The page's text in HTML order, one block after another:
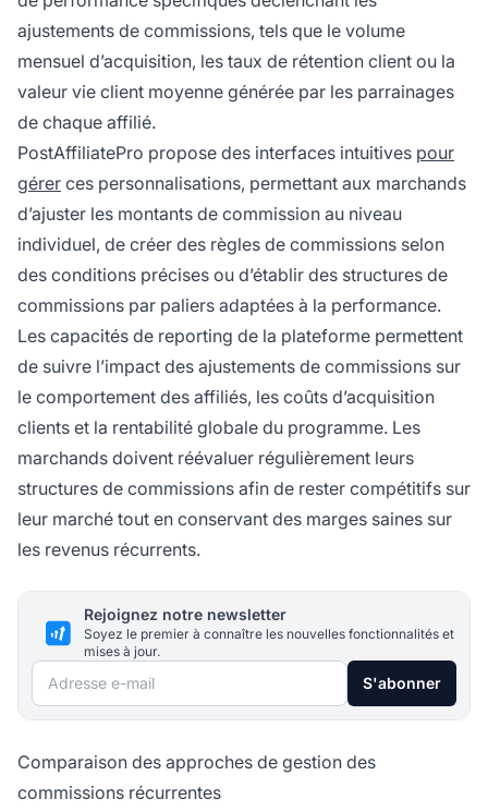
ajustements de commissions, tels que le volume
mensuel d’acquisition, les taux de rétention client ou la
valeur vie client moyenne générée par les parrainages
de chaque affilié.
PostAffiliatePro propose des interfaces intuitives pour
gérer ces personnalisations, permettant aux marchands
d’ajuster les montants de commission au niveau
individuel, de créer des règles de commissions selon
des conditions précises ou d’établir des structures de
commissions par paliers adaptées à la performance.
Les capacités de reporting de la plateforme permettent
de suivre l’impact des ajustements de commissions sur
le comportement des affiliés, les coûts d’acquisition
clients et la rentabilité globale du programme. Les
marchands doivent réévaluer régulièrement leurs
structures de commissions afin de rester compétitifs sur
leur marché tout en conservant des marges saines sur
les revenus récurrents.
Rejoignez notre newsletter
Soyez le premier à connaître les nouvelles fonctionnalités et
mises à jour.
Adresse e-mail S'abonner
Comparaison des approches de gestion des
commissions récurrentes